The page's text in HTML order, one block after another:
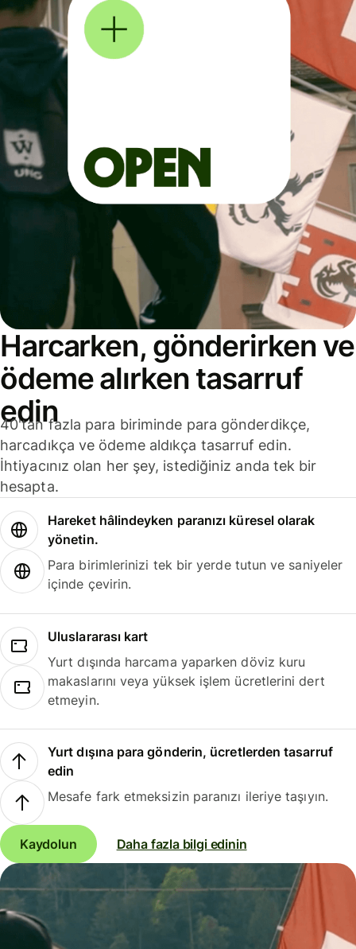
Harcarken, gönderirken ve
ödeme alırken tasarruf
edin
40'tan fazla para biriminde para gönderdikçe,
harcadıkça ve ödeme aldıkça tasarruf edin.
İhtiyacınız olan her şey, istediğiniz anda tek bir
hesapta.
Hareket hâlindeyken paranızı küresel olarak
yönetin.
Para birimlerinizi tek bir yerde tutun ve saniyeler
içinde çevirin.
Uluslararası kart
Yurt dışında harcama yaparken döviz kuru
makaslarını veya yüksek işlem ücretlerini dert
etmeyin.
Yurt dışına para gönderin, ücretlerden tasarruf
edin
Mesafe fark etmeksizin paranızı ileriye taşıyın.
Kaydolun Daha fazla bilgi edinin